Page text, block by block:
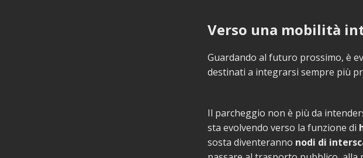
Verso una mobilità
Guardando al futuro prossimo, è
destinati a integrarsi sempre più
Il parcheggio non è più da
sta evolvendo verso la funzione di
sosta diventeranno nodi di